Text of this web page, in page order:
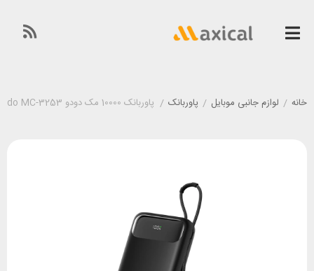
خانه / لوازم جانبی موبایل / پاوربانک / پاوربانک 10000 مک دودو Mcdodo MC-3253 توان 22.5 وات با کابل لایتنینگ